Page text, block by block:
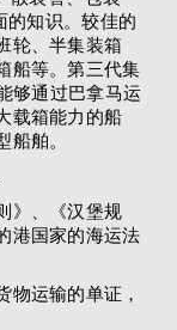
的知识。较佳的
轮、半集装箱
船等。第三代集
够通过巴拿马运
载箱能力的船
舶。
、《汉堡规
港国家的海运法
运输的单证，